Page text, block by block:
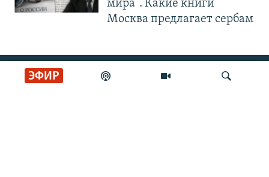
ЭФИР
мира". Какие книги
Москва предлагает сербам
СОЦИАЛЬНЫЕ СЕТИ